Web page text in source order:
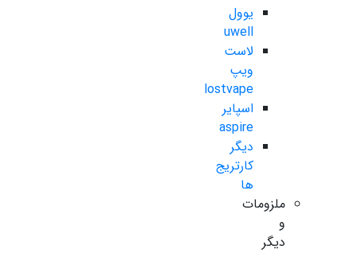
یوول
uwell
لاست
ویپ
lostvape
اسپایر
aspire
دیگر
کارتریج
ها
ملزومات
و
دیگر